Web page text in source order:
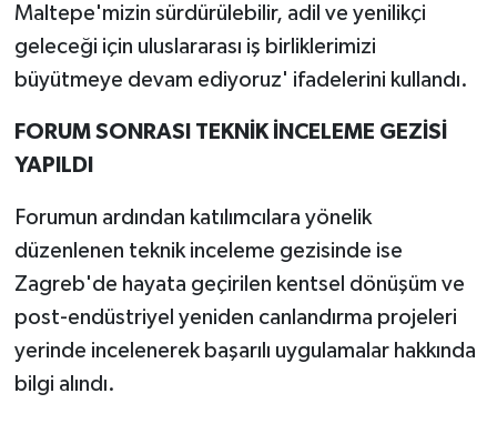
Maltepe'mizin sürdürülebilir, adil ve yenilikçi
geleceği için uluslararası iş birliklerimizi
büyütmeye devam ediyoruz' ifadelerini kullandı.
FORUM SONRASI TEKNİK İNCELEME GEZİSİ
YAPILDI
Forumun ardından katılımcılara yönelik
düzenlenen teknik inceleme gezisinde ise
Zagreb'de hayata geçirilen kentsel dönüşüm ve
post-endüstriyel yeniden canlandırma projeleri
yerinde incelenerek başarılı uygulamalar hakkında
bilgi alındı.